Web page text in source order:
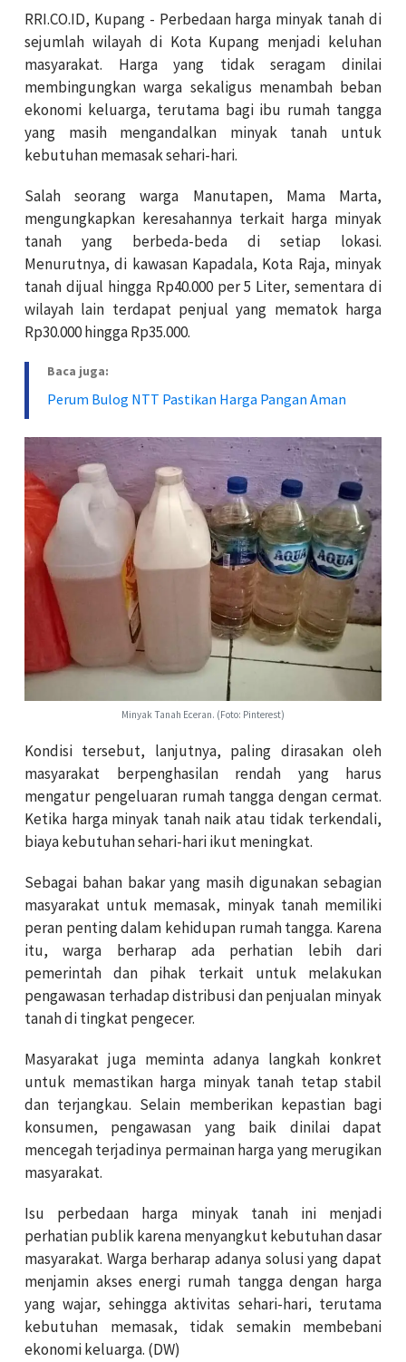
RRI.CO.ID, Kupang - Perbedaan harga minyak tanah di
sejumlah wilayah di Kota Kupang menjadi keluhan
masyarakat. Harga yang tidak seragam dinilai
membingungkan warga sekaligus menambah beban
ekonomi keluarga, terutama bagi ibu rumah tangga
yang masih mengandalkan minyak tanah untuk
kebutuhan memasak sehari-hari.
Salah seorang warga Manutapen, Mama Marta,
mengungkapkan keresahannya terkait harga minyak
tanah yang berbeda-beda di setiap lokasi.
Menurutnya, di kawasan Kapadala, Kota Raja, minyak
tanah dijual hingga Rp40.000 per 5 Liter, sementara di
wilayah lain terdapat penjual yang mematok harga
Rp30.000 hingga Rp35.000.
Baca juga:
Perum Bulog NTT Pastikan Harga Pangan Aman
Minyak Tanah Eceran. (Foto: Pinterest)
Kondisi tersebut, lanjutnya, paling dirasakan oleh
masyarakat berpenghasilan rendah yang harus
mengatur pengeluaran rumah tangga dengan cermat.
Ketika harga minyak tanah naik atau tidak terkendali,
biaya kebutuhan sehari-hari ikut meningkat.
Sebagai bahan bakar yang masih digunakan sebagian
masyarakat untuk memasak, minyak tanah memiliki
peran penting dalam kehidupan rumah tangga. Karena
itu, warga berharap ada perhatian lebih dari
pemerintah dan pihak terkait untuk melakukan
pengawasan terhadap distribusi dan penjualan minyak
tanah di tingkat pengecer.
Masyarakat juga meminta adanya langkah konkret
untuk memastikan harga minyak tanah tetap stabil
dan terjangkau. Selain memberikan kepastian bagi
konsumen, pengawasan yang baik dinilai dapat
mencegah terjadinya permainan harga yang merugikan
masyarakat.
Isu perbedaan harga minyak tanah ini menjadi
perhatian publik karena menyangkut kebutuhan dasar
masyarakat. Warga berharap adanya solusi yang dapat
menjamin akses energi rumah tangga dengan harga
yang wajar, sehingga aktivitas sehari-hari, terutama
kebutuhan memasak, tidak semakin membebani
ekonomi keluarga. (DW)